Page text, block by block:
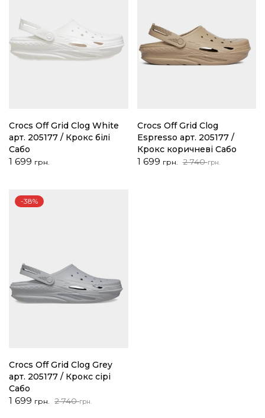
Crocs Off Grid Clog White
арт. 205177 / Крокс білі
Сабо
1 699 грн.
Crocs Off Grid Clog
Espresso арт. 205177 /
Крокс коричневі Сабо
2 740грн.
Оригінальна
1 699 грн.
Поточна
-38%
Crocs Off Grid Clog Grey
арт. 205177 / Крокс сірі
Сабо
2 740грн.
Оригінальна
1 699 грн.
Поточна